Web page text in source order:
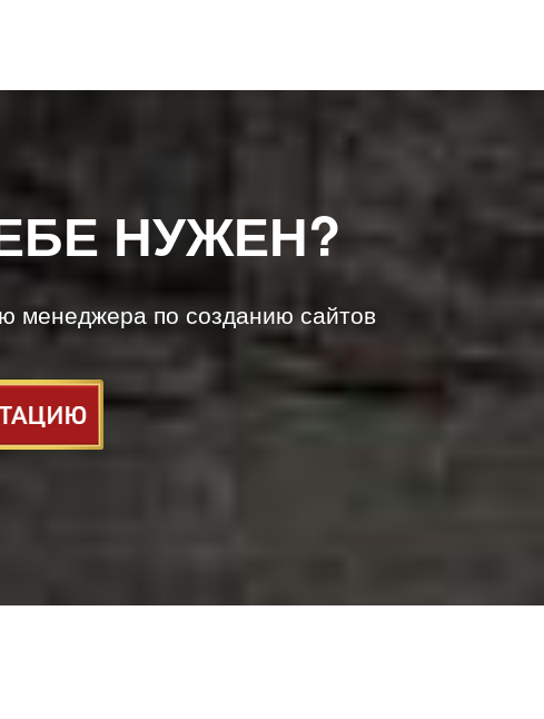
НУЖЕН?
менеджера по созданию сайтов